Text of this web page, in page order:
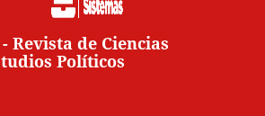
Revista de Ciencias
Políticos